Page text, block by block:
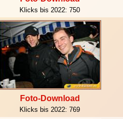
Klicks bis 2022: 750
Foto-Download
Klicks bis 2022: 769